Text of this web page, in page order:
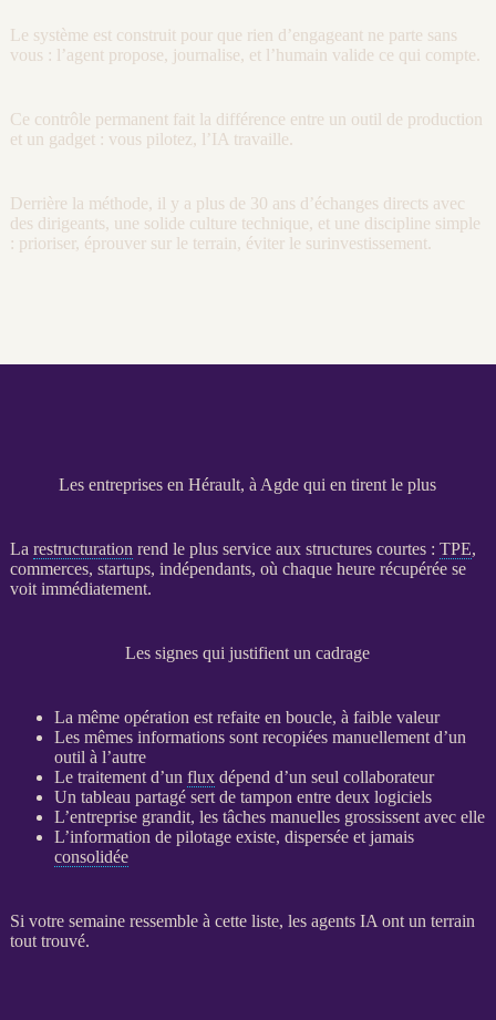
Le système est construit pour que rien d’engageant ne parte sans
vous : l’agent propose, journalise, et l’humain valide ce qui compte.
Ce contrôle permanent fait la différence entre un outil de production
et un gadget : vous pilotez, l’IA travaille.
Derrière la méthode, il y a plus de 30 ans d’échanges directs avec
des dirigeants, une solide culture technique, et une discipline simple
: prioriser, éprouver sur le terrain, éviter le surinvestissement.
Les entreprises en Hérault, à Agde qui en tirent le plus
La restructuration rend le plus service aux structures courtes : TPE,
commerces, startups, indépendants, où chaque heure récupérée se
voit immédiatement.
Les signes qui justifient un cadrage
La même opération est refaite en boucle, à faible valeur
Les mêmes informations sont recopiées manuellement d’un
outil à l’autre
Le traitement d’un fluxdépend d’un seul collaborateur
Un tableau partagé sert de tampon entre deux logiciels
L’entreprise grandit, les tâches manuelles grossissent avec elle
L’information de pilotageexiste, dispersée et jamais
consolidée
Si votre semaine ressemble à cette liste, les agents IA ont un terrain
tout trouvé.